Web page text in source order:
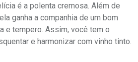
é a polenta cremosa. Além de
ganha a companhia de um bom
e tempero. Assim, você tem o
e harmonizar com vinho tinto.